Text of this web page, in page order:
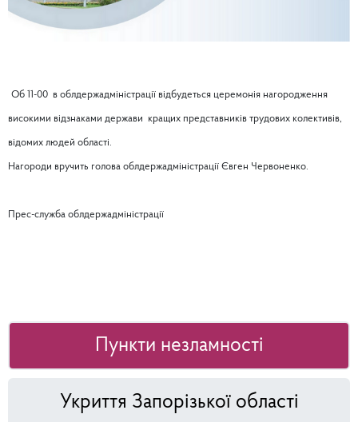
Об 11-00 в облдержадміністрації відбудеться церемонія нагородження
високими відзнаками держави кращих представників трудових колективів,
відомих людей області.
Нагороди вручить голова облдержадміністрації Євген Червоненко.
Прес-служба облдержадміністрації
Пункти незламності
Укриття Запорізької області